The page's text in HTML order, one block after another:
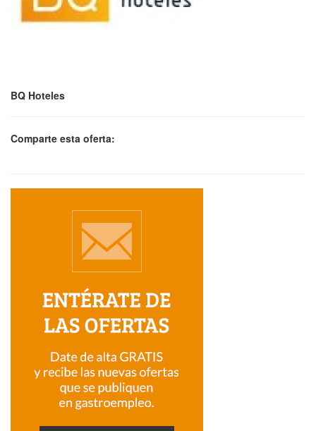
BQ Hoteles
Comparte esta oferta: